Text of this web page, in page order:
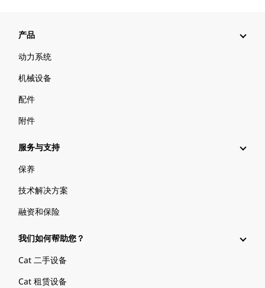
产品
动力系统
机械设备
配件
附件
服务与支持
保养
技术解决方案
融资和保险
我们如何帮助您？
Cat 二手设备
Cat 租赁设备